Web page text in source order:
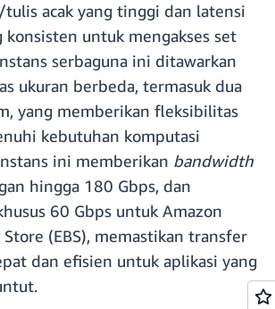
tulis acak yang tinggi dan latensi
konsisten untuk mengakses set
serbaguna ini ditawarkan
ukuran berbeda, termasuk dua
yang memberikan fleksibilitas
kebutuhan komputasi
ini memberikan bandwidth
hingga 180 Gbps, dan
60 Gbps untuk Amazon
Store (EBS), memastikan transfer
dan efisien untuk aplikasi yang